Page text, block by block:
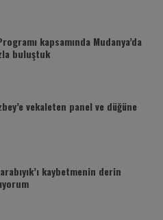
kapsamında Mudanya’da
buluştuk
vekaleten panel ve düğüne
kaybetmenin derin